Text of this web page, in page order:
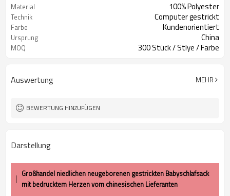
Material 100% Polyester
Technik Computer gestrickt
Farbe Kundenorientiert
Ursprung China
MOQ 300 Stück / Stlye / Farbe
Auswertung MEHR
BEWERTUNG HINZUFÜGEN
Darstellung
Großhandel niedlichen neugeborenen gestrickten Babyschlafsack
mit bedrucktem Herzen vom chinesischen Lieferanten